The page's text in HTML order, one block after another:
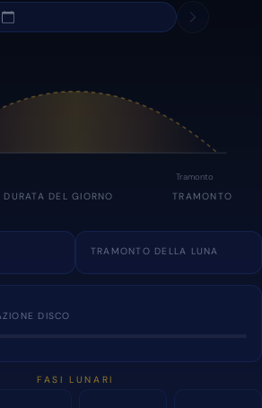
Tramonto
DURATA DEL GIORNO TRAMONTO
TRAMONTO DELLA LUNA
DISCO
FASI LUNARI